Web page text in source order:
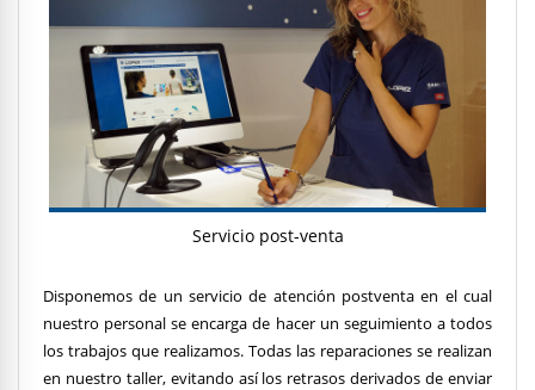
Servicio post-venta
Disponemos de un servicio de atención postventa en el cual
nuestro personal se encarga de hacer un seguimiento a todos
los trabajos que realizamos. Todas las reparaciones se realizan
en nuestro taller, evitando así los retrasos derivados de enviar